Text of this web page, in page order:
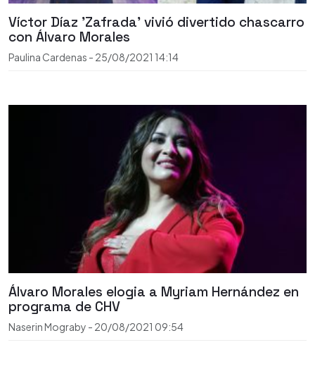
Víctor Díaz 'Zafrada' vivió divertido chascarro
con Álvaro Morales
Paulina Cardenas - 25/08/2021 14:14
Álvaro Morales elogia a Myriam Hernández en
programa de CHV
Naserin Mograby - 20/08/2021 09:54